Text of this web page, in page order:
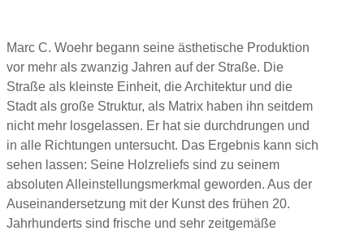
Marc C. Woehr begann seine ästhetische Produktion
vor mehr als zwanzig Jahren auf der Straße. Die
Straße als kleinste Einheit, die Architektur und die
Stadt als große Struktur, als Matrix haben ihn seitdem
nicht mehr losgelassen. Er hat sie durchdrungen und
in alle Richtungen untersucht. Das Ergebnis kann sich
sehen lassen: Seine Holzreliefs sind zu seinem
absoluten Alleinstellungsmerkmal geworden. Aus der
Auseinandersetzung mit der Kunst des frühen 20.
Jahrhunderts sind frische und sehr zeitgemäße